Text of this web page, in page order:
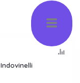
Indovinelli